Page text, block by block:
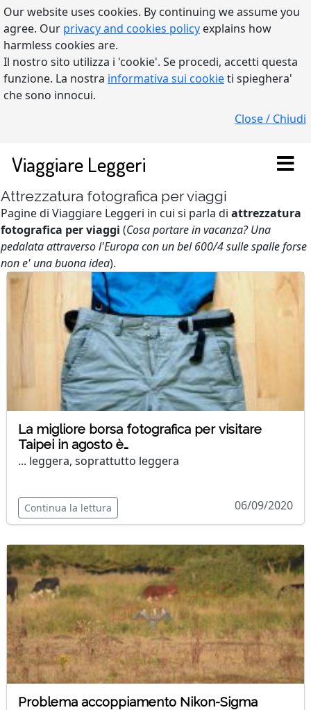
Our website uses cookies. By continuing we assume you
agree. Our privacy and cookies policy explains how
harmless cookies are.
Il nostro sito utilizza i 'cookie'. Se procedi, accetti questa
funzione. La nostra informativa sui cookieti spieghera'
che sono innocui.
Close / Chiudi
Viaggiare Leggeri
Attrezzatura fotografica per viaggi
Pagine di Viaggiare Leggeri in cui si parla di attrezzatura
fotografica per viaggi (Cosa portare in vacanza? Una
pedalata attraverso l'Europa con un bel 600/4 sulle spalle forse
non e' una buona idea).
La migliore borsa fotografica per visitare
Taipei in agosto è…
... leggera, soprattutto leggera
Continua la lettura 06/09/2020
Problema accoppiamento Nikon-Sigma